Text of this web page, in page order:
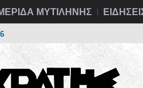
ΜΥΤΙΛΗΝΗΣ